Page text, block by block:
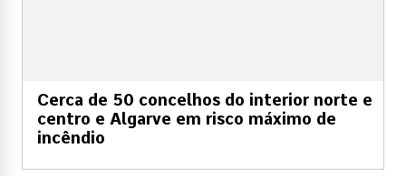
Cerca de 50 concelhos do interior norte e
centro e Algarve em risco máximo de
incêndio